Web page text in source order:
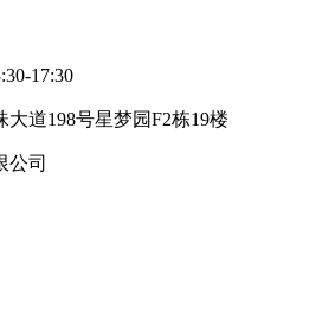
17:30
道198号星梦园F2栋19楼
公司